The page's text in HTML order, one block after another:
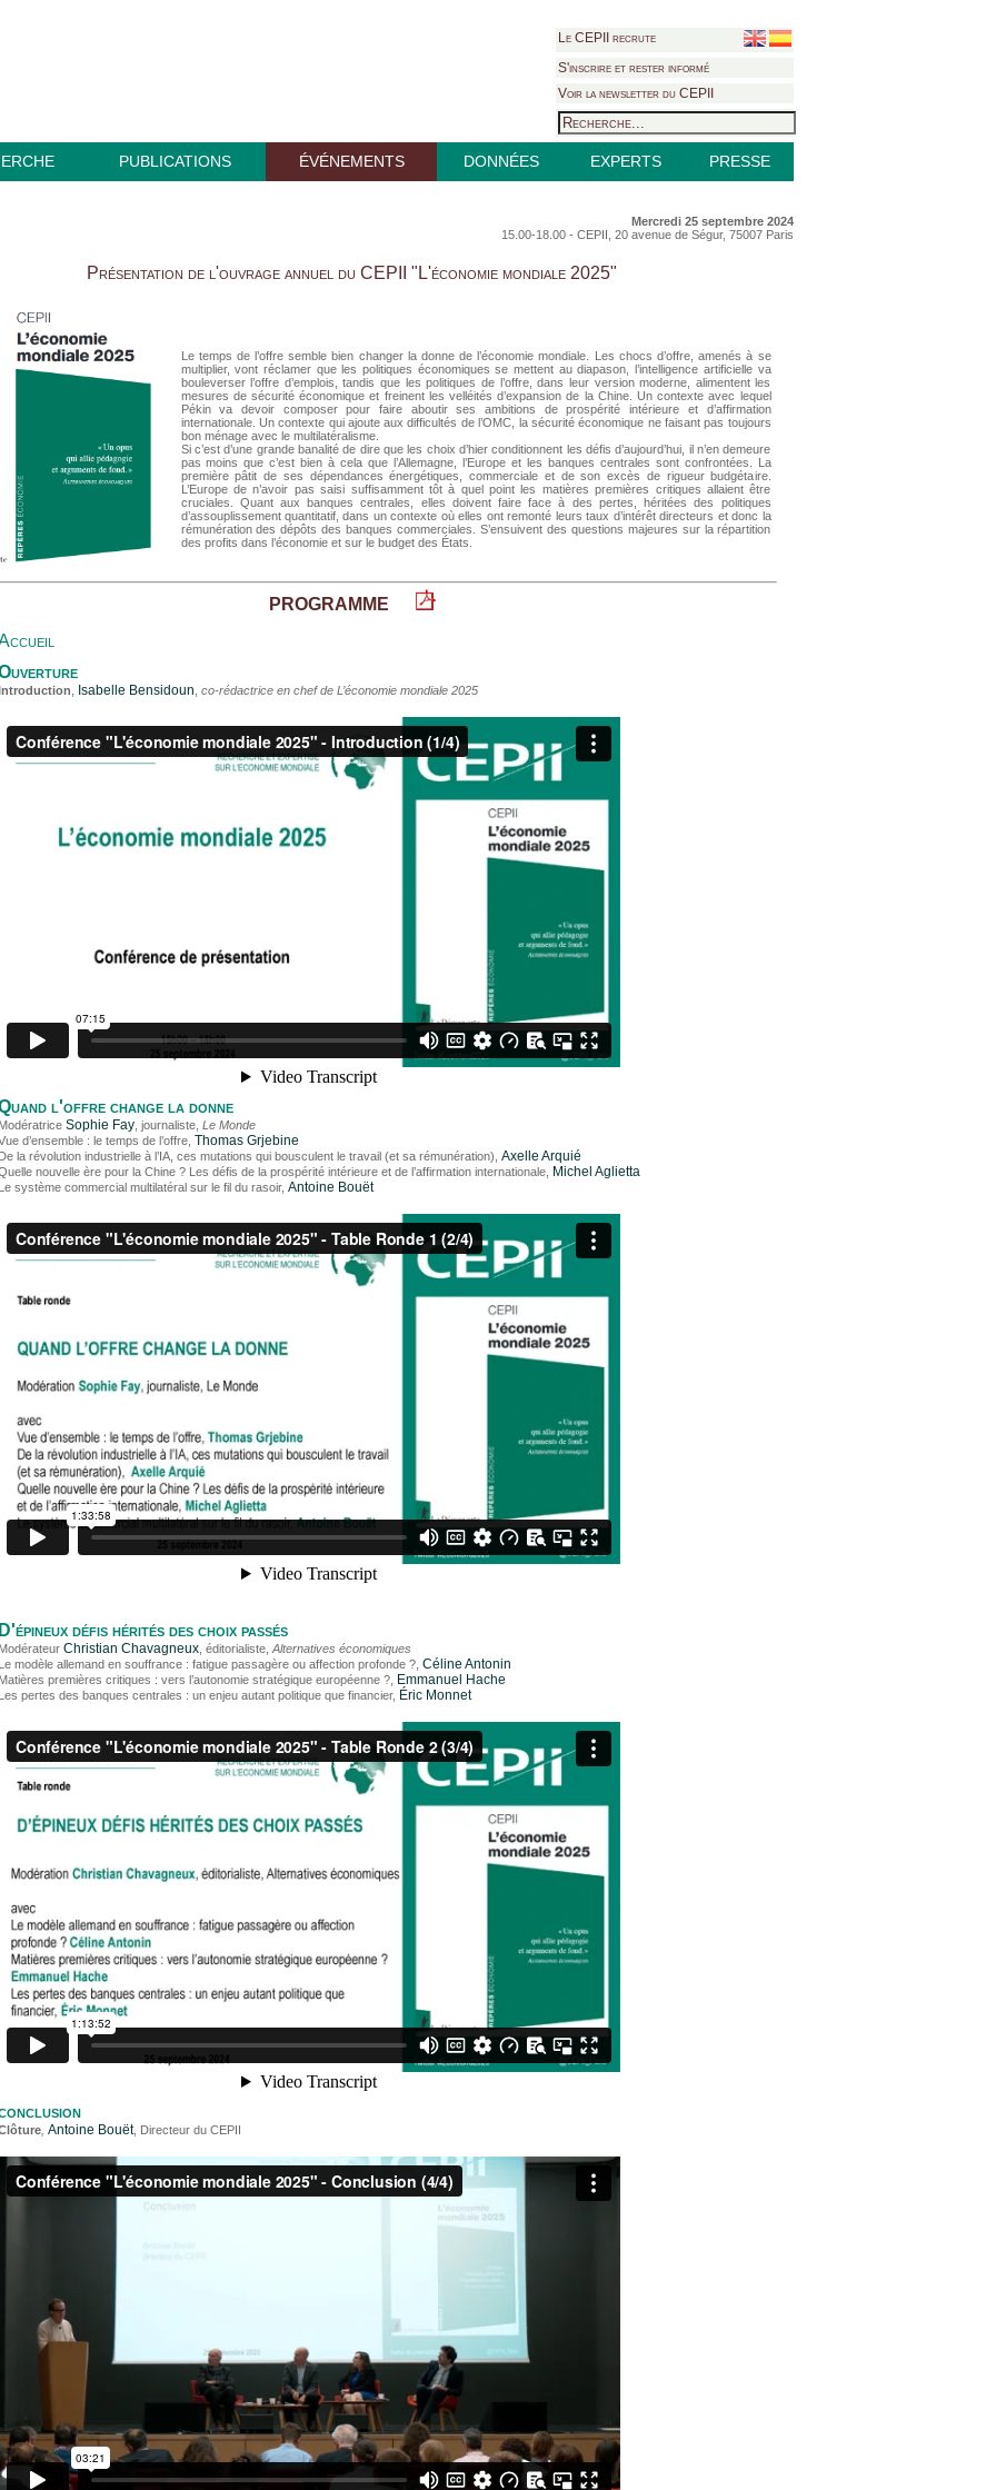
Le CEPII recrute
S'inscrire et rester informé
Voir la newsletter du CEPII
PUBLICATIONS ÉVÉNEMENTS DONNÉES EXPERTS PRESSE
Mercredi 25 septembre 2024
15.00-18.00 - CEPII, 20 avenue de Ségur, 75007 Paris
Présentation de l'ouvrage annuel du CEPII "L'économie mondiale 2025"
Le temps de l’offre semble bien changer la donne de l’économie mondiale. Les chocs d’offre, amenés à se
multiplier, vont réclamer que les politiques économiques se mettent au diapason, l’intelligence artificielle va
bouleverser l’offre d’emplois, tandis que les politiques de l’offre, dans leur version moderne, alimentent les
mesures de sécurité économique et freinent les velléités d’expansion de la Chine. Un contexte avec lequel
Pékin va devoir composer pour faire aboutir ses ambitions de prospérité intérieure et d’affirmation
internationale. Un contexte qui ajoute aux difficultés de l’OMC, la sécurité économique ne faisant pas toujours
bon ménage avec le multilatéralisme.
Si c’est d’une grande banalité de dire que les choix d’hier conditionnent les défis d’aujourd’hui, il n’en demeure
pas moins que c’est bien à cela que l’Allemagne, l’Europe et les banques centrales sont confrontées. La
première pâtit de ses dépendances énergétiques, commerciale et de son excès de rigueur budgétaire.
L’Europe de n’avoir pas saisi suffisamment tôt à quel point les matières premières critiques allaient être
cruciales. Quant aux banques centrales, elles doivent faire face à des pertes, héritées des politiques
d’assouplissement quantitatif, dans un contexte où elles ont remonté leurs taux d’intérêt directeurs et donc la
rémunération des dépôts des banques commerciales. S’ensuivent des questions majeures sur la répartition
des profits dans l’économie et sur le budget des États.
PROGRAMME
Isabelle Bensidoun co-rédactrice en chef de L’économie mondiale 2025
l'offre change la donne
Modératrice Sophie Fay, journaliste, Le Monde
d’ensemble : le temps de l’offre, Thomas Grjebine
De la révolution industrielle à l’IA, ces mutations qui bousculent le travail (et sa rémunération), Axelle Arquié
nouvelle ère pour la Chine ? Les défis de la prospérité intérieure et de l’affirmation internationale, Michel Aglietta
Le système commercial multilatéral sur le fil du rasoir, Antoine Bouët
D'épineux défis hérités des choix passés
Modérateur Christian Chavagneux, éditorialiste, Alternatives économiques
Le modèle allemand en souffrance : fatigue passagère ou affection profonde ?, Céline Antonin
Matières premières critiques : vers l’autonomie stratégique européenne ?, Emmanuel Hache
Les pertes des banques centrales : un enjeu autant politique que financier, Éric Monnet
, Antoine Bouët, Directeur du CEPII